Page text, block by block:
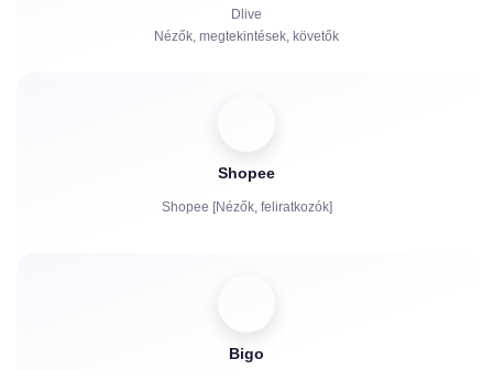
Chat botok
Dlive
Nézők, megtekintések, követők
Shopee
Shopee [Nézők, feliratkozók]
Bigo